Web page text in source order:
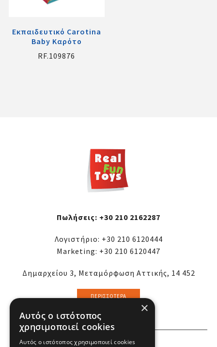
Εκπαιδευτικό Carotina
Baby Καρότο
RF.109876
Πωλήσεις: +30 210 2162287
Λογιστήριο: +30 210 6120444
Marketing: +30 210 6120447
Δημαρχείου 3, Μεταμόρφωση Αττικής, 14 452
ΠΕΡΙΣΣΌΤΕΡΑ
ΕΜΕΙΣ
×
Αυτός ο ιστότοπος
χρησιμοποιεί cookies
Αυτός ο ιστότοπος χρησιμοποιεί cookies